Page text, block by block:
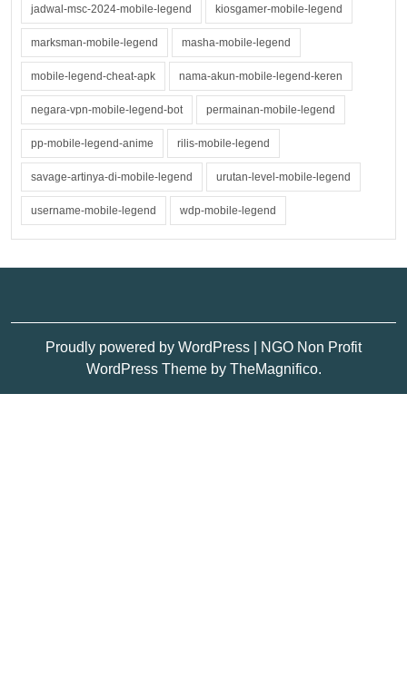
jadwal-msc-2024-mobile-legend kiosgamer-mobile-legend
marksman-mobile-legend masha-mobile-legend
mobile-legend-cheat-apk nama-akun-mobile-legend-keren
negara-vpn-mobile-legend-bot permainan-mobile-legend
pp-mobile-legend-anime rilis-mobile-legend
savage-artinya-di-mobile-legend urutan-level-mobile-legend
username-mobile-legend wdp-mobile-legend
Proudly powered by WordPress
NGO Non Profit
WordPress Theme by TheMagnifico.